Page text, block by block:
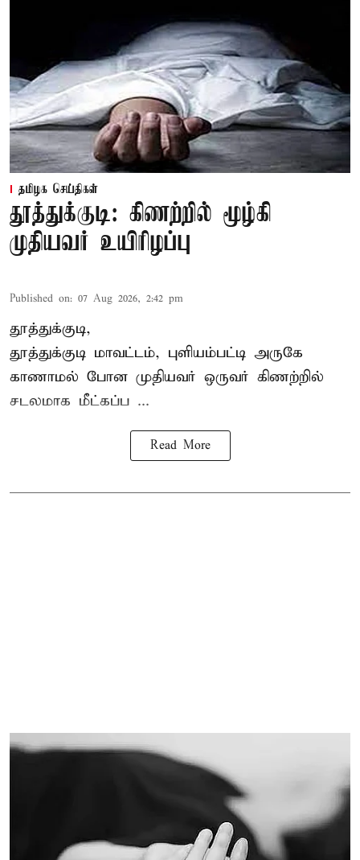
தமிழக செய்திகள்
தூத்துக்குடி: கிணற்றில் மூழ்கி
முதியவர் உயிரிழப்பு
Published on: 07 Aug 2026, 2:42 pm
தூத்துக்குடி,
தூத்துக்குடி மாவட்டம், புளியம்பட்டி அருகே
காணாமல் போன முதியவர் ஒருவர் கிணற்றில்
சடலமாக மீட்கப்ப ...
Read More